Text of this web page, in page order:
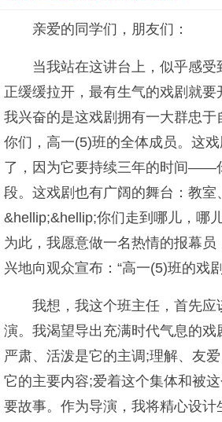
亲爱的同学们，朋友们：
当我站在这讲台上，似乎感受
正缓缓拉开，最有生气的戏剧就要
我兴奋的是这戏剧拥有一大群忠
你们，高一(5)班的全体成员。这
了，因为它要持续三年的时间――
段。这戏剧也有广阔的舞台：教室
&hellip;&hellip;你们走到哪儿，哪
为此，我愿意做一名热情的报幕员
兴地向观众宣布：“高一(5)班的戏
我想，我这个班主任，首先应
演。我渴望导出充满时代气息的戏
严肃、活泼是它的主调;理解、友
它的主要内容;爱着这个集体和被
要故事。作为导演，我将精心设计